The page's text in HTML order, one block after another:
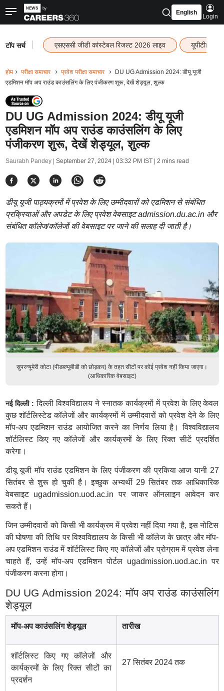
English
Login
टॉप सर्च एसएससी जीडी कांस्टेबल रिजल्ट 2026 लाइव यूपीटीईटी
होम परीक्षा समाचार प्रवेश परीक्षा समाचार
DU UG Admission 2024: डीयू यूजी
एडमिशन मॉप अप राउंड काउंसलिंग के लिए पंजीकरण शुरू, देखें शेड्यूल, शुल्क
DU UG Admission 2024: डीयू यूजी
एडमिशन मॉप अप राउंड काउंसलिंग के लिए
पंजीकरण शुरू, देखें शेड्यूल, शुल्क
Saurabh Pandey | September 27, 2024 | 03:32 PM IST| 2 mins read
डीयू यूजी पाठ्यक्रमों में प्रवेश के लिए उम्मीदवारों को एडमिशन से संबंधित
प्रक्रियाओं और अपडेट के लिए प्रवेश वेबसाइट admission.du.ac.in और
संबंधित कॉलेज/कॉलेजों की वेबसाइट पर जाने की सलाह दी जाती है।
सुपरन्यूमेरी कोटा (पीडब्ल्यूबीडी को छोड़कर) के तहत सीटों पर कोई प्रवेश नहीं किया जाएगा।
(आधिकारिक वेबसाइट)
नई दिल्ली :दिल्ली विश्वविद्यालय ने स्नातक कार्यक्रमों में प्रवेश के लिए केवल
कुछ शॉर्टलिस्टेड कॉलेजों और कार्यक्रमों में उम्मीदवारों को प्रवेश देने के लिए
मॉप-अप एडमिशन राउंड आयोजित करने का निर्णय लिया है। विश्वविद्यालय
शॉर्टलिस्ट किए गए कॉलेजों और कार्यक्रमों के लिए रिक्त सीटें प्रदर्शित
करेगा।
डीयू यूजी मॉप राउंड एडमिशन के लिए पंजीकरण की प्रकिया आज यानी 27
सितंबर से शुरू हो चुकी है। इच्छुक अभ्यर्थी 29 सितंबर तक आधिकारिक
वेबसाइट ugadmission.uod.ac.in पर जाकर ऑनलाइन आवेदन कर
सकते हैं।
जिन उम्मीदवारों को किसी भी कार्यक्रम में प्रवेश नहीं दिया गया है, इस नोटिस
की घोषणा की तिथि पर विश्वविद्यालय के किसी भी कॉलेज के छात्र और मॉप-
अप एडमिशन राउंड में शॉर्टलिस्ट किए गए कॉलेजों और प्रोग्राम में प्रवेश लेना
चाहते हैं, उन्हें मॉप-अप एडमिशन पोर्टल ugadmission.uod.ac.in पर
पंजीकरण करना होगा।
DU UG Admission 2024: मॉप अप राउंड काउंसलिंग
शेड्यूल
मॉप-अप काउंसलिंग शेड्यूल तारीख
शॉर्टलिस्ट किए गए कॉलेजों और
कार्यक्रमों के लिए रिक्त सीटों का
प्रदर्शन
27 सितंबर 2024 तक